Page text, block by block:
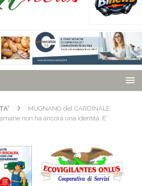
MUGNANO del CARDINALE.
non ha ancora una identità. E’